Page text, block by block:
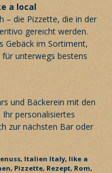
a local
– die Pizzette, die in der
gereicht werden.
Gebäck im Sortiment,
unterwegs bestens
und Bäckerein mit den
Ihrpersonalisiertes
zur nächsten Bar oder
Italien Italy, like a
Pizzette, Rezept, Rom,